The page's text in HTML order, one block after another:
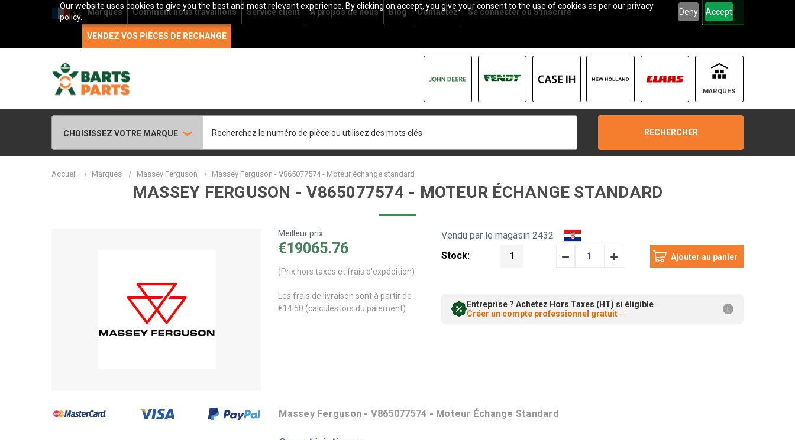
Our website uses cookies to give you the best and most relevant experience. By clicking on accept, you give your consent to the use of cookies as per our privacy
policy.
Deny Accept
Marques Comment nous travaillons Service client À propos de nous Blog Contactez Se connecterouS'inscrire
VENDEZ VOS PIÈCES DE RECHANGE
0
MARQUES
CHOISISSEZ VOTRE MARQUE
RECHERCHER
Accueil Marques Massey Ferguson Massey Ferguson - V865077574 - Moteur échange standard
MASSEY FERGUSON - V865077574 - MOTEUR ÉCHANGE STANDARD
Meilleur prix
€19065.76
(Prix hors taxes et frais d'expédition)
Les frais de livraison sont à partir de
€14.50 (calculés lors du paiement)
Vendu par le magasin 2432
Stock:
1 Diminuer
quantité:
Augmenter
quantité:
Entreprise ? Achetez Hors Taxes (HT) si éligible
Créer un compte professionnel gratuit→ i
Massey Ferguson - V865077574 - Moteur Échange Standard